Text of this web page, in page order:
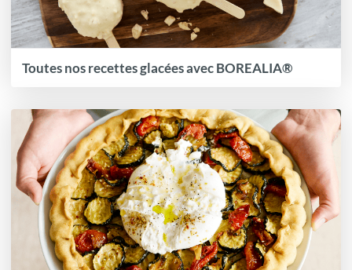
Toutes nos recettes glacées avec BOREALIA®